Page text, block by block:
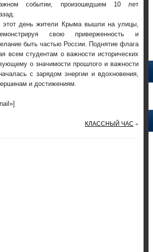
событии, произошедшем 10 лет
этот день жители Крыма вышли на улицы,
свою приверженность и
быть частью России. Поднятие флага
всем студентам о важности исторических
о значимости прошлого и важности
с зарядом энергии и вдохновения,
и достижениям.
КЛАССНЫЙ ЧАС »